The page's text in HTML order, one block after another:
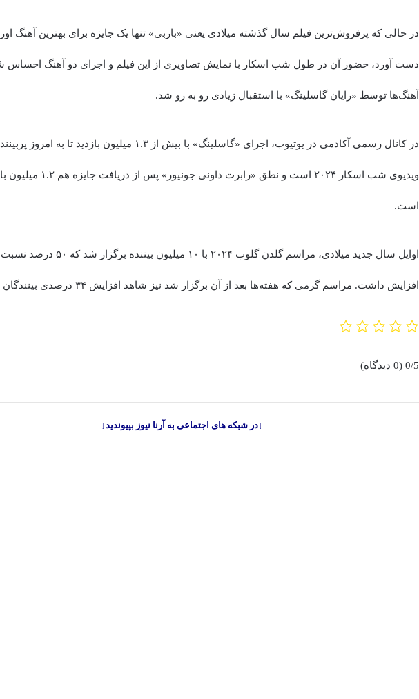
در حالی که پرفروش‌ترین فیلم سال گذشته میلادی یعنی «باربی» تنها یک جایزه برای بهترین آهنگ
دست آورد، حضور آن در طول شب اسکار با نمایش تصاویری از این فیلم و اجرای دو آهنگ احساس
آهنگ‌ها توسط «رایان گاسلینگ» با استقبال زیادی رو به رو شد.
در کانال رسمی آکادمی در یوتیوب، اجرای «گاسلینگ» با بیش از ۱.۳ میلیون بازدید تا به
ویدیوی شب اسکار ۲۰۲۴ است و نطق «رابرت
است.
اوایل سال جدید میلادی، مراسم گلدن گلوب ۲۰۲۴ با
افزایش داشت. مراسم گرمی که هفته‌ها بعد از آن برگزار شد نیز شاهد افزایش ۳۴ درصدی بینندگان بود.
0/5 (0 دیدگاه)
↓در شبکه های اجتماعی به آرنا نیوز بپیوندید↓